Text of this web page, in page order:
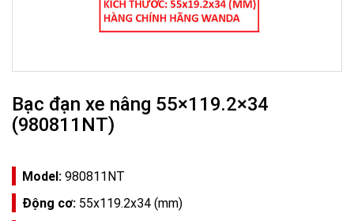
Bạc đạn xe nâng 55×119.2×34
(980811NT)
Model: 980811NT
Động cơ: 55x119.2x34 (mm)